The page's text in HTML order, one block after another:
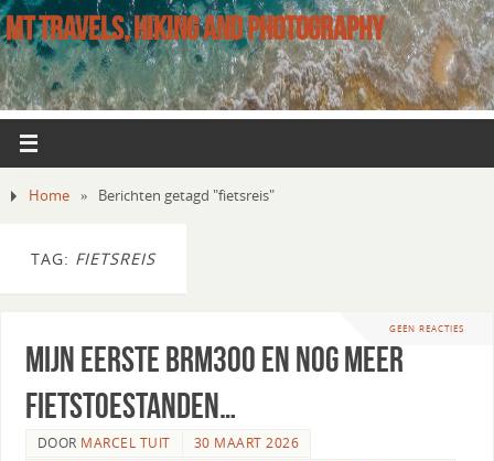
MT TRAVELS, HIKING AND PHOTOGRAPHY
Home » Berichten getagd "fietsreis"
TAG: FIETSREIS
GEEN REACTIES
Mijn eerste BRM300 en nog meer
fietstoestanden…
DOOR MARCEL TUIT
30 MAART 2026